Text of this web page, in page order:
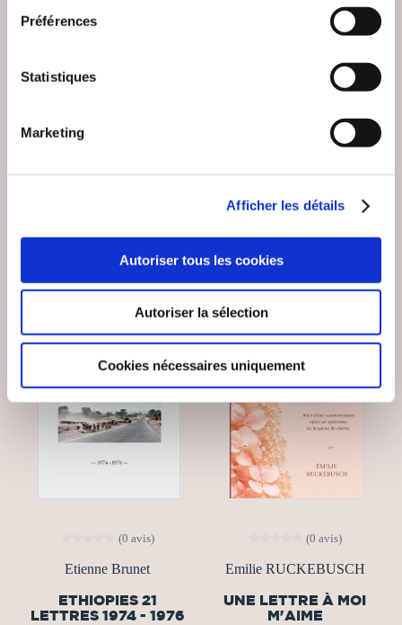
Préférences
Statistiques
Marketing
Afficher les détails
Autoriser tous les cookies
Autoriser la sélection
Cookies nécessaires uniquement
jean louis gaillet
COMBAT D'UNE
Autobiographie
jessica jammot
LA CHUTE QUI REND
Autobiographie
17€00
(0 avis)
Etienne Brunet
ETHIOPIES 21
LETTRES 1974 - 1976
(0 avis)
Emilie RUCKEBUSCH
UNE LETTRE À MOI
M'AIME